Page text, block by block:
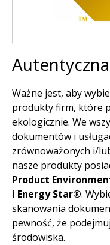
Ważne jest, aby
produkty firm, które
ekologicznie. We
dokumentów i
zrównoważonych i/
nasze produkty
Product
i Energy Star®.
skanowania
pewność, że
środowiska.